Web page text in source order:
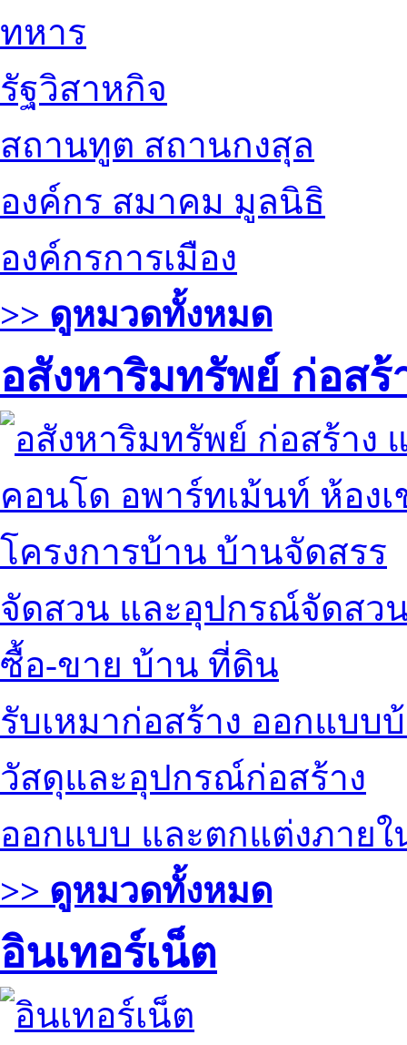
ทหาร
รัฐวิสาหกิจ
สถานทูต สถานกงสุล
องค์กร สมาคม มูลนิธิ
องค์กรการเมือง
>> ดูหมวดทั้งหมด
อสังหาริมทรัพย์ ก่อส
คอนโด อพาร์ทเม้นท์ ห้องเ
โครงการบ้าน บ้านจัดสรร
จัดสวน และอุปกรณ์จัดสว
ซื้อ-ขาย บ้าน ที่ดิน
รับเหมาก่อสร้าง ออกแบบ
วัสดุและอุปกรณ์ก่อสร้าง
ออกแบบ และตกแต่งภายใ
>> ดูหมวดทั้งหมด
อินเทอร์เน็ต